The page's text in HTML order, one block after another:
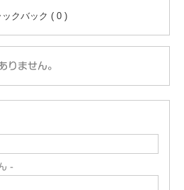
ックバック ( 0 )
りません。
-